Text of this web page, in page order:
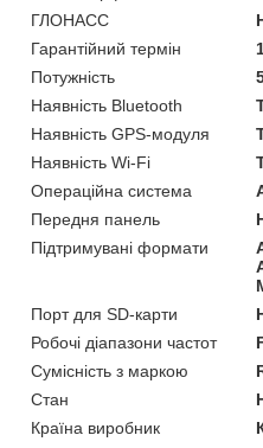
ГЛОНАСС
Гарантійний термін
Потужність
Наявність Bluetooth
Наявність GPS-модуля
Наявність Wi-Fi
Операційна система
Передня панель
Підтримувані формати
Порт для SD-карти
Робочі діапазони частот
Сумісність з маркою
Стан
Країна виробник